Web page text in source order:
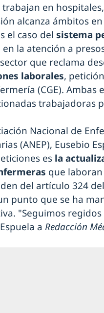
en
alcanza ámbitos
el caso del sistema
la atención a
que reclama
laborales,
(CGE).
trabajadoras
Nacional de
(ANEP), Eusebio
es la
que laboran
del artículo 324
punto que se ha
"Seguimos
a Redacción